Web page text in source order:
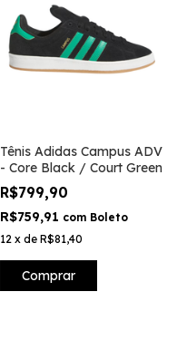
Tênis Adidas Campus ADV
- Core Black / Court Green
R$799,90
R$759,91 com Boleto
12 x de R$81,40
Comprar